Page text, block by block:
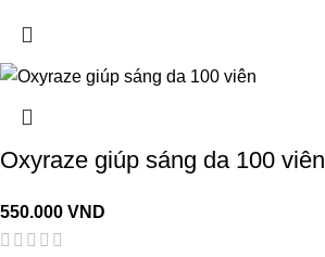
Oxyraze giúp sáng da 100 viên
550.000VND